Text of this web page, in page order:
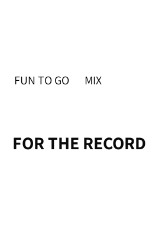
MIX
FUN TO GO